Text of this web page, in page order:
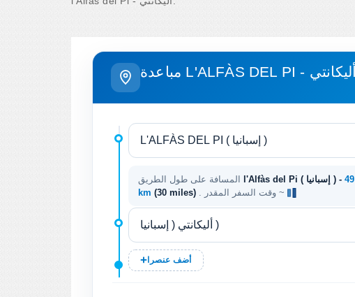
مباعدة L'ALFÀS DEL PI - أليكانتي
49
km (30 miles) . وقت السفر المقدر ~
أضف عنصرا